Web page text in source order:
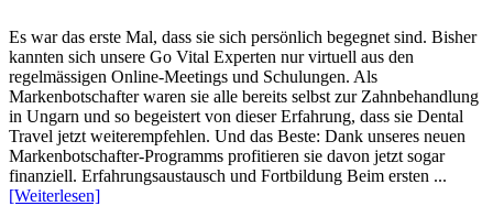
Es war das erste Mal, dass sie sich persönlich begegnet sind. Bisher
kannten sich unsere Go Vital Experten nur virtuell aus den
regelmässigen Online-Meetings und Schulungen. Als
Markenbotschafter waren sie alle bereits selbst zur Zahnbehandlung
in Ungarn und so begeistert von dieser Erfahrung, dass sie Dental
Travel jetzt weiterempfehlen. Und das Beste: Dank unseres neuen
Markenbotschafter-Programms profitieren sie davon jetzt sogar
finanziell. Erfahrungsaustausch und Fortbildung Beim ersten ...
[Weiterlesen]